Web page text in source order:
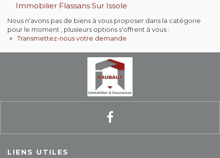
Immobilier Flassans Sur Issole
Nous n'avons pas de biens à vous proposer dans la catégorie
pour le moment , plusieurs options s'offrent à vous :
Transmettez-nous votre demande
LIENS UTILES